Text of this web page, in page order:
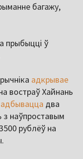
багажу,
прыбыцці ў
адкрывае
востраў Хайнань
два
з наўпроставым
рублёў на